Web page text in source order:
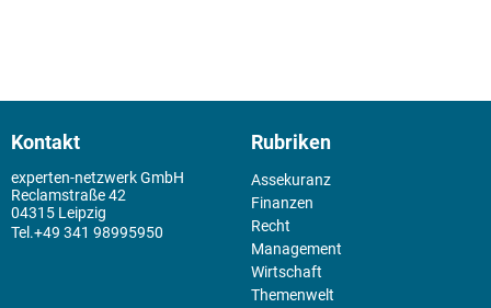
Kontakt
experten-netzwerk GmbH
Reclamstraße 42
04315 Leipzig
+49 341 98995950
Rubriken
Assekuranz
Finanzen
Recht
Management
Wirtschaft
Themenwelt